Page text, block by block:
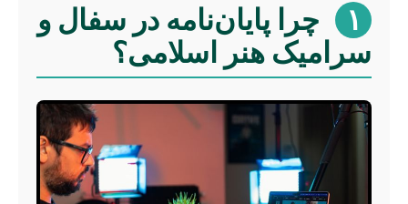
۱
چرا پایان‌نامه در سفال و
سرامیک هنر اسلامی؟